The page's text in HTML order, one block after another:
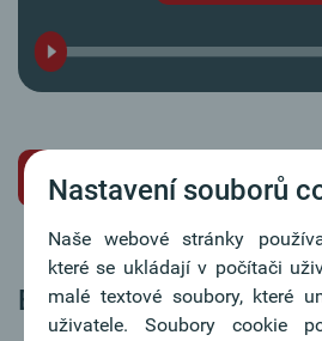
Přečtěte si návod
Export dat –
Nastavení souborů
Naše webové stránky
které se ukládají v počítači
malé textové soubory, které
uživatele. Soubory cookie